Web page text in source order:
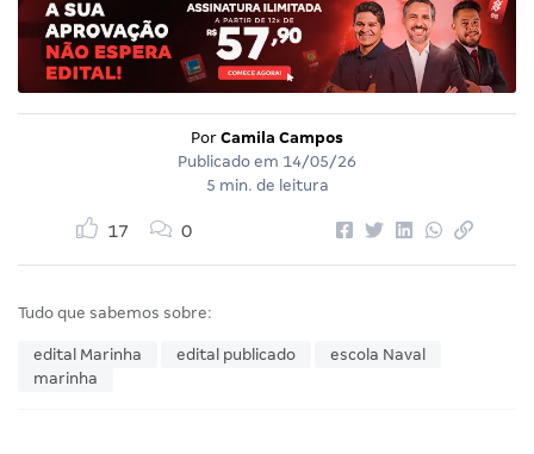
Por Camila Campos
Publicado em 14/05/26
5 min. de leitura
17 0
Tudo que sabemos sobre:
edital Marinha edital publicado
escola Naval
marinha